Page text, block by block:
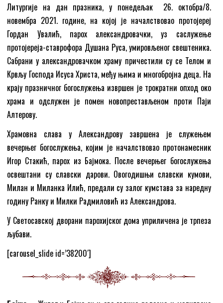
Литургије на дан празника, у понедељак 26. октобра/8.
новембра 2021. године, на којој је началствовао протојереј
Гордан Увалић, парох александровачки, уз саслужење
протојереја-ставрофора Душана Руса, умировљеног свештеника.
Сабрани у александровачком храму причестили су се Телом и
Крвљу Господа Исуса Христа, међу њима и многобројна деца. На
крају празничног богослужења извршен је трократни опход око
храма и одслужен је помен новопрестављеном проти Паји
Алтерову.
Храмовна слава у Александрову завршена је служењем
вечерњег богослужења, којим је началствовао протонамесник
Игор Стакић, парох из Бајмока. После вечерњег богослужења
освештани су славски дарови. Овогодишњи славски кумови,
Милан и Миланка Илић, предали су залог кумстава за наредну
годину Ранку и Милки Радмиловић из Александрова.
У Светосавској дворани парохијског дома уприличена је трпеза
љубави.
[carousel_slide id=’38200′]